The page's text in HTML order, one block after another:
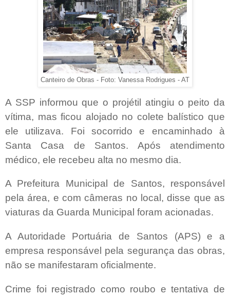
Canteiro de Obras - Foto: Vanessa Rodrigues - AT
A SSP informou que o projétil atingiu o peito da
vítima, mas ficou alojado no colete balístico que
ele utilizava. Foi socorrido e encaminhado à
Santa Casa de Santos. Após atendimento
médico, ele recebeu alta no mesmo dia.
A Prefeitura Municipal de Santos, responsável
pela área, e com câmeras no local, disse que as
viaturas da Guarda Municipal foram acionadas.
A Autoridade Portuária de Santos (APS) e a
empresa responsável pela segurança das obras,
não se manifestaram oficialmente.
Crime foi registrado como roubo e tentativa de